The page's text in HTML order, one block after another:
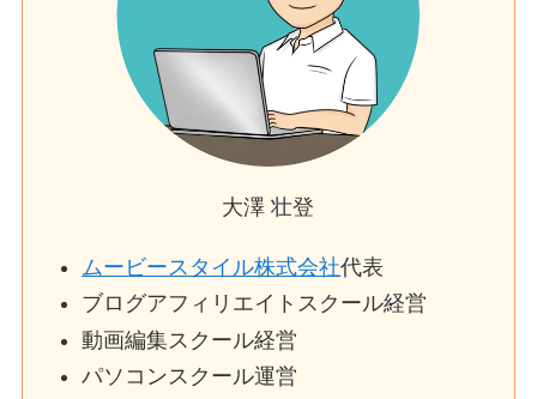
大澤 壮登
ムービースタイル株式会社代表
ブログアフィリエイトスクール経営
動画編集スクール経営
パソコンスクール運営